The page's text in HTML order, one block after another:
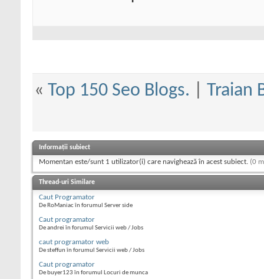
« Top 150 Seo Blogs. Traian
Informații subiect
Momentan este/sunt 1 utilizator(i) care navighează în acest subiect. (0
Thread-uri Similare
Caut Programator
De RoManiac în forumul Server side
Caut programator
De andrei în forumul Servicii web / Jobs
caut programator web
De steffun în forumul Servicii web / Jobs
Caut programator
De buyer123 în forumul Locuri de munca